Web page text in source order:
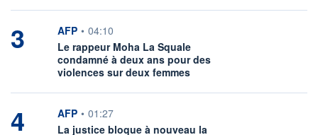
3 information fournie par
AFP • 04:10
Le rappeur Moha La Squale
condamné à deux ans pour des
violences sur deux femmes
4 information fournie par
AFP • 01:27
La justice bloque à nouveau la